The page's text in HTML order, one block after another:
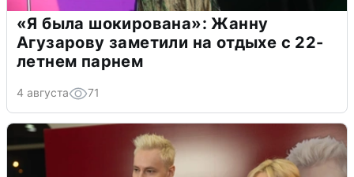
«Я была шокирована»: Жанну
Агузарову заметили на отдыхе с 22-
летнем парнем
4 августа 71